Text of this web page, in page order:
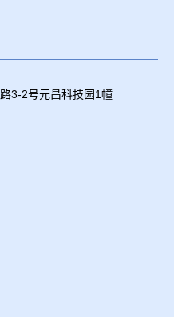
3-2号元昌科技园1幢